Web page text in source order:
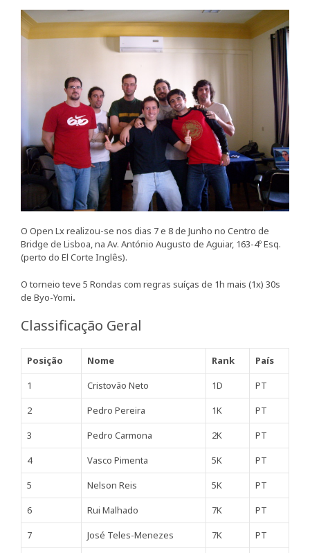
O Open Lx realizou-se nos dias 7 e 8 de Junho no Centro de
Bridge de Lisboa, na Av. António Augusto de Aguiar, 163-4º Esq.
(perto do El Corte Inglês).
O torneio teve 5 Rondas com regras suíças de 1h mais (1x) 30s
de Byo-Yomi.
Classificação Geral
Posição Nome Rank
País
1
Cristovão Neto 1D
PT
2
Pedro Pereira 1K
PT
3
Pedro Carmona 2K
PT
4
Vasco Pimenta 5K
PT
5
Nelson Reis 5K
PT
6
Rui Malhado 7K
PT
7
José Teles-Menezes 7K
PT